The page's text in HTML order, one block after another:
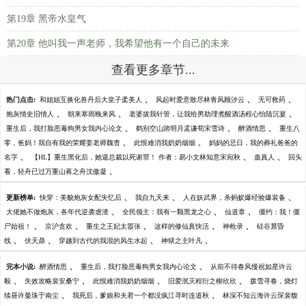
第19章 黑帝水皇气
第20章 他叫我一声老师，我希望他有一个自己的未来
查看更多章节...
热门点击: 和姐姐互换化兽丹后大皇子柔美人 、 风起时爱意散尽林青风顾汐云 、 无可救药 、
炮灰情史旧情人 、 朝来寒雨晚来风 、 老婆拔我针管，让我给男助理煮醒酒汤程心怡陆沉宴 、
重生后，我打脸恶毒狗男女我内心论文 、 鹤别空山踏明月孟谦荀宋雪诗 、 醉酒情思 、 重生八
零，爸妈！我自有我的荣耀姜老师魏杳 、 此恨难消我奶奶烟烟 、 妈妈的忌日，我的葬礼爸爸的
名字 、 【HL】重生黑化后，她逼总裁以死谢罪！ 作者：易小文林知意宋宛秋 、 蛊真人 、 回头
看，轻舟已过万重山蒋之舟沈傲凝 、
更新榜单: 快穿：美貌炮灰女配失忆后 、 我自九天来 、 人在妖武界，杀蚂蚁爆经验爆装备 、
大佬她不做炮灰，各年代逆袭虐渣 、 全民领主：我有一颗黑龙之心 、 仙道章 、 僵约：我！僵
尸始祖！ 、 京沪贪欢 、 重生之王妃太嚣张 、 这样的修仙真快活 、 神枪录 、 硅谷晨昏
线 、 伏天鼎 、 穿越到古代的我混的风生水起 、 神狱之主叶凡 、
完本小说: 醉酒情思 、 重生后，我打脸恶毒狗男女我内心论文 、 从前不待春风慢祝如星许云
毅 、 失效攻略裴安桑宁 、 此恨难消我奶奶烟烟 、 旧爱泯灭程衍之柳欣欣 、 拨雪寻春，烧灯
续昼许曼珠于南尘 、 我死后，爹娘和夫君一个都没疯江寻时连道秋 、 林深不知云海许云琛裴馥